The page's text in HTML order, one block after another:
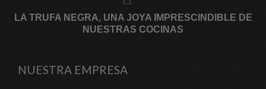
LA TRUFA NEGRA, UNA JOYA IMPRESCINDIBLE DE
NUESTRAS COCINAS
NUESTRA EMPRESA